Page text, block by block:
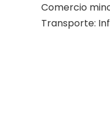
Comercio
Transporte: